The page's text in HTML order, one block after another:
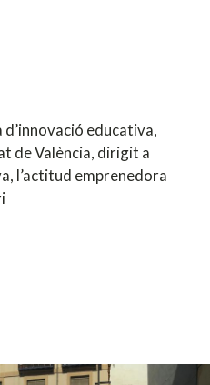
educativa,
de València, dirigit a
l’actitud emprenedora